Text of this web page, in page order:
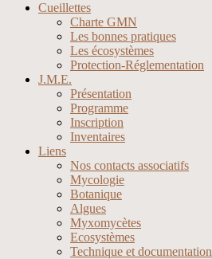
Cueillettes
Charte GMN
Les bonnes pratiques
Les écosystèmes
Protection-Réglementation
J.M.E.
Présentation
Programme
Inscription
Inventaires
Liens
Nos contacts associatifs
Mycologie
Botanique
Algues
Myxomycètes
Ecosystèmes
Technique et documentation